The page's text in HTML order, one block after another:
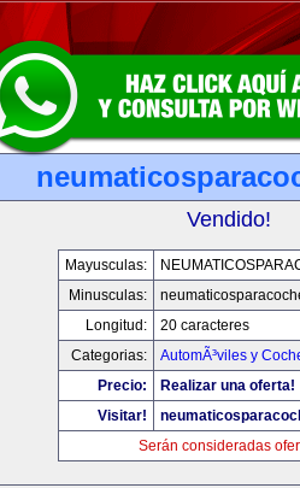
Vendido!
Mayusculas:
Minusculas:
Longitud:
20 caracteres
Categorias:
AutomÃ³viles y
Precio:
Realizar una oferta!
Visitar!
Serán consideradas